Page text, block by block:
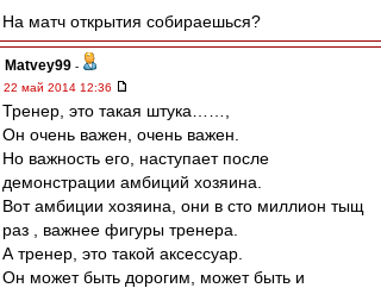
На матч открытия собираешься?
Matvey99 -
22 май 2014 12:36
Тренер, это такая штука……,
Он очень важен, очень важен.
Но важность его, наступает после
демонстрации амбиций хозяина.
Вот амбиции хозяина, они в сто миллион тыщ
раз , важнее фигуры тренера.
А тренер, это такой аксессуар.
Он может быть дорогим, может быть и